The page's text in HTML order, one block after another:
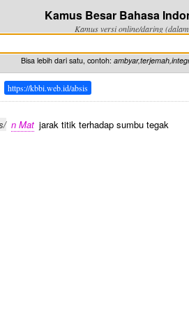
Kamus Besar Bahasa
Kamus versi online/daring
Bisa lebih dari satu, contoh:
https://kbbi.web.id/absis
n Mat jarak titik terhadap sumbu tegak